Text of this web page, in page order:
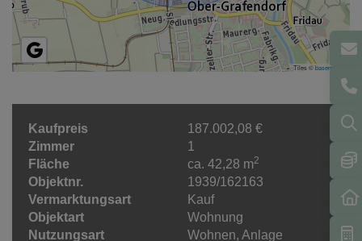
Tiles ©basemap.at
Kaufpreis
187.002,08 €
Zimmer
1
Fläche
ca. 42,28 m2
Objektnr.
1939/162163
Vermarktungsart
Kauf
Objektart
Wohnung
Nutzungsart
Wohnen Anlage